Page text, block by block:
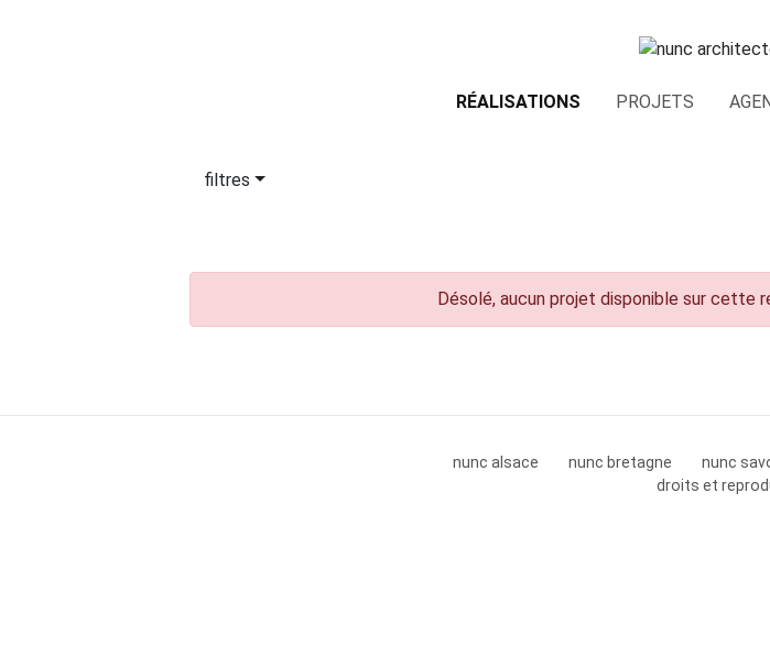
RÉALISATIONS PROJETS
filtres
Désolé, aucun projet disponible sur cette
nunc alsace nunc bretagne nunc
droits et